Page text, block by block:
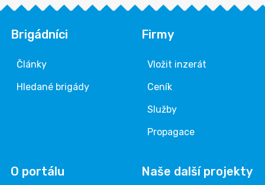
Brigádníci
Články
Hledané brigády
Firmy
Vložit inzerát
Ceník
Služby
Propagace
O portálu Naše další projekty